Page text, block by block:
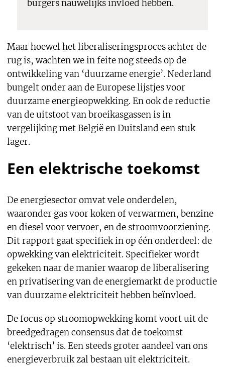
burgers nauwelijks invloed hebben.
Maar hoewel het liberaliseringsproces achter de
rug is, wachten we in feite nog steeds op de
ontwikkeling van ‘duurzame energie’. Nederland
bungelt onder aan de Europese lijstjes voor
duurzame energieopwekking. En ook de reductie
van de uitstoot van broeikasgassen is in
vergelijking met België en Duitsland een stuk
lager.
Een elektrische toekomst
De energiesector omvat vele onderdelen,
waaronder gas voor koken of verwarmen, benzine
en diesel voor vervoer, en de stroomvoorziening.
Dit rapport gaat specifiek in op één onderdeel: de
opwekking van elektriciteit. Specifieker wordt
gekeken naar de manier waarop de liberalisering
en privatisering van de energiemarkt de productie
van duurzame elektriciteit hebben beïnvloed.
De focus op stroomopwekking komt voort uit de
breedgedragen consensus dat de toekomst
‘elektrisch’ is. Een steeds groter aandeel van ons
energieverbruik zal bestaan uit elektriciteit.